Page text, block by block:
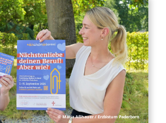
© Maria Aßhauer / Erzbistum Paderborn